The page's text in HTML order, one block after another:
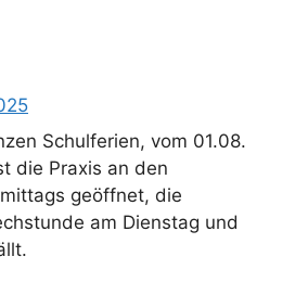
Schulferien, vom 01.08.
die Praxis an den
geöffnet, die
am Dienstag und